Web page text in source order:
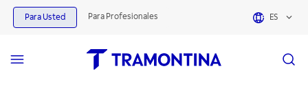
Para Usted Para Profesionales ES